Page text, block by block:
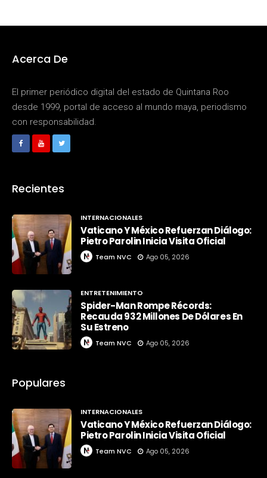
Acerca De
El primer periódico digital del estado de Quintana Roo
desde 1999, portal de acceso al mundo maya, periodismo
con responsabilidad.
Recientes
INTERNACIONALES
Vaticano Y México Refuerzan Diálogo:
Pietro Parolin Inicia Visita Oficial
Team NVC Ago 05, 2026
ENTRETENIMIENTO
Spider-Man Rompe Récords:
Recauda 932 Millones De Dólares En
Su Estreno
Team NVC Ago 05, 2026
Populares
INTERNACIONALES
Vaticano Y México Refuerzan Diálogo:
Pietro Parolin Inicia Visita Oficial
Team NVC Ago 05, 2026